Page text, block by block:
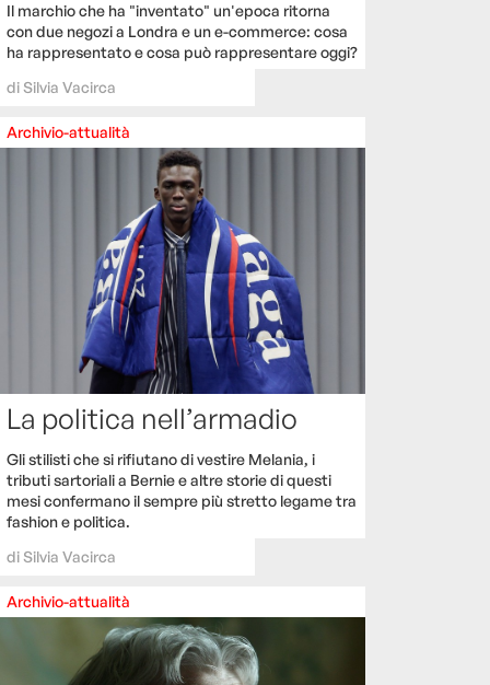
Il marchio che ha "inventato" un'epoca ritorna
con due negozi a Londra e un e-commerce: cosa
ha rappresentato e cosa può rappresentare oggi?
diSilvia Vacirca
Archivio-attualità
La politica nell’armadio
Gli stilisti che si rifiutano di vestire Melania, i
tributi sartoriali a Bernie e altre storie di questi
mesi confermano il sempre più stretto legame tra
fashion e politica.
diSilvia Vacirca
Archivio-attualità